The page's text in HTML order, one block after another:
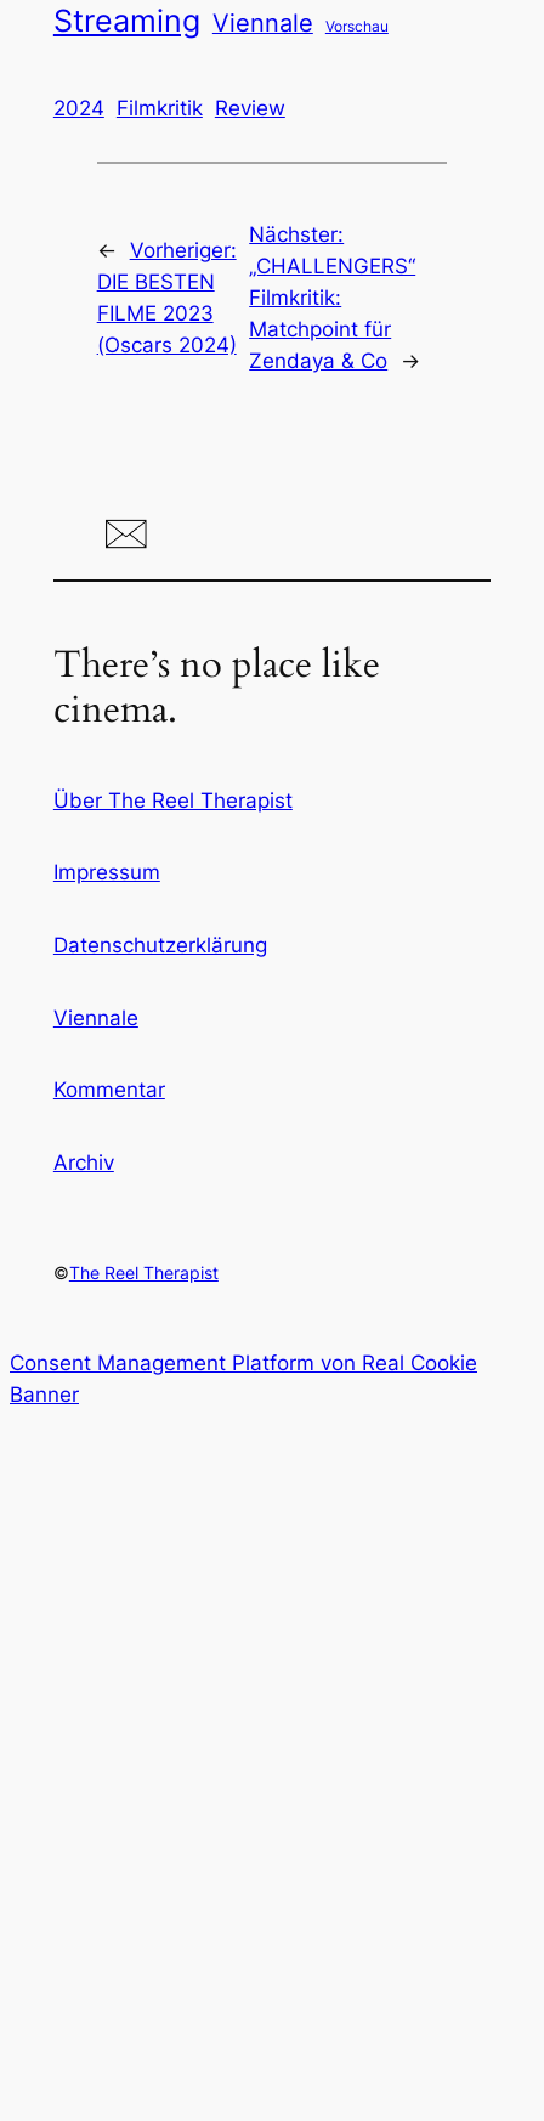
Streaming Viennale Vorschau
2024 Filmkritik Review
← Vorheriger:
DIE BESTEN
FILME 2023
(Oscars 2024)
Nächster:
„CHALLENGERS“
Filmkritik:
Matchpoint für
Zendaya & Co
→
There’s no place like
cinema.
Über The Reel Therapist
Impressum
Datenschutzerklärung
Viennale
Kommentar
Archiv
©The Reel Therapist
Consent Management Platform von Real Cookie
Banner